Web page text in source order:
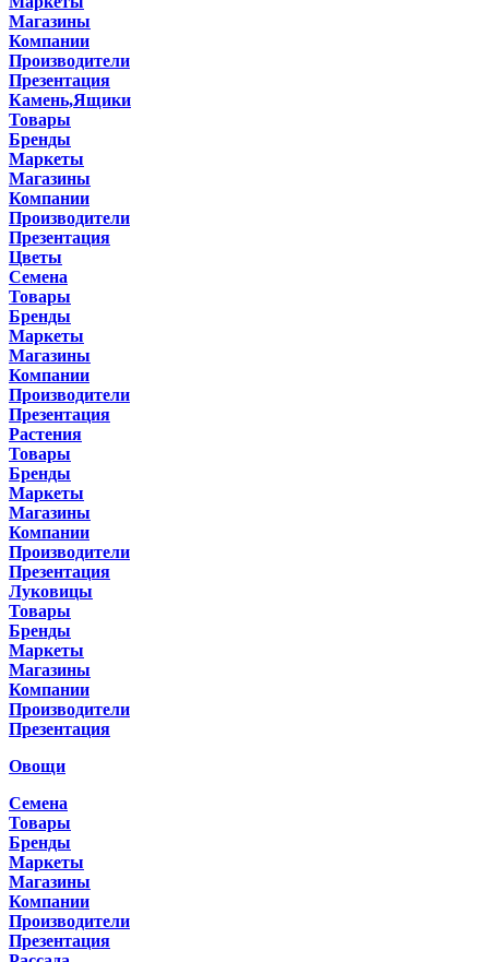
Магазины
Компании
Производители
Презентация
Камень,Ящики
Товары
Бренды
Маркеты
Магазины
Компании
Производители
Презентация
Цветы
Семена
Товары
Бренды
Маркеты
Магазины
Компании
Производители
Презентация
Растения
Товары
Бренды
Маркеты
Магазины
Компании
Производители
Презентация
Луковицы
Товары
Бренды
Маркеты
Магазины
Компании
Производители
Презентация
Овощи
Семена
Товары
Бренды
Маркеты
Магазины
Компании
Производители
Презентация